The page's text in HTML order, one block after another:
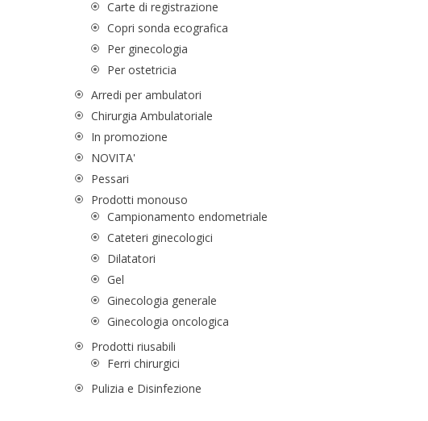
Carte di registrazione
Copri sonda ecografica
Per ginecologia
Per ostetricia
Arredi per ambulatori
Chirurgia Ambulatoriale
In promozione
NOVITA'
Pessari
Prodotti monouso
Campionamento endometriale
Cateteri ginecologici
Dilatatori
Gel
Ginecologia generale
Ginecologia oncologica
Prodotti riusabili
Ferri chirurgici
Pulizia e Disinfezione